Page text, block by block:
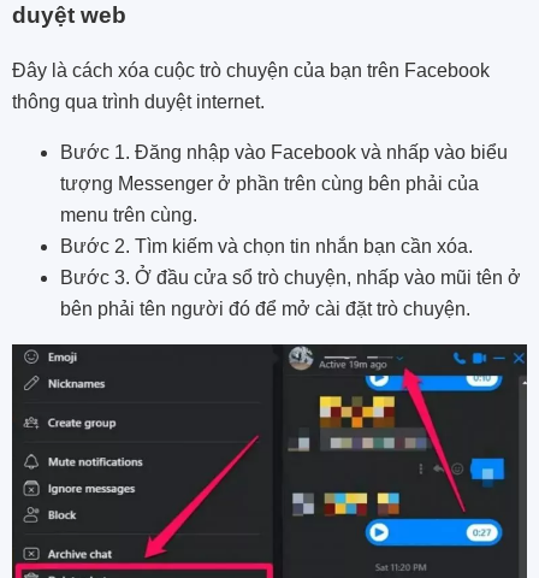
duyệt web
Đây là cách xóa cuộc trò chuyện của bạn trên Facebook
thông qua trình duyệt internet.
Bước 1. Đăng nhập vào Facebook và nhấp vào biểu
tượng Messenger ở phần trên cùng bên phải của
menu trên cùng.
Bước 2. Tìm kiếm và chọn tin nhắn bạn cần xóa.
Bước 3. Ở đầu cửa sổ trò chuyện, nhấp vào mũi tên ở
bên phải tên người đó để mở cài đặt trò chuyện.